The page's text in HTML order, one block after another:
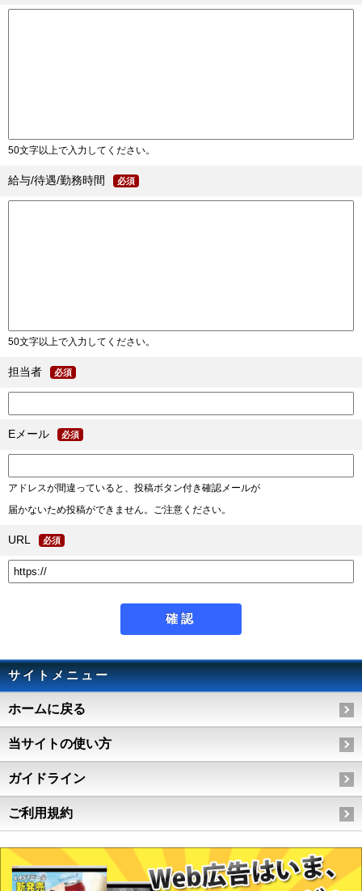
50文字以上で入力してください。
給与/待遇/勤務時間 必須
50文字以上で入力してください。
担当者 必須
Eメール 必須
アドレスが間違っていると、投稿ボタン付き確認メールが
届かないため投稿ができません。ご注意ください。
URL 必須
サイトメニュー
ホームに戻る
当サイトの使い方
ガイドライン
ご利用規約